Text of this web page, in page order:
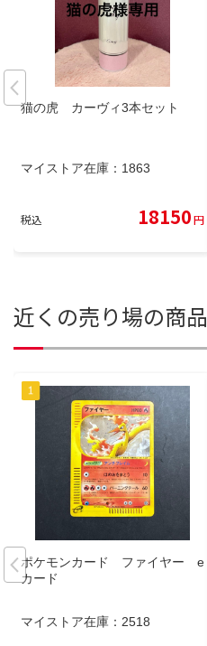
猫の虎 カーヴィ3本セット
マイストア在庫： 1863
税込 18150円
近くの売り場の商品
ポケモンカード ファイヤー e
カード
マイストア在庫： 2518